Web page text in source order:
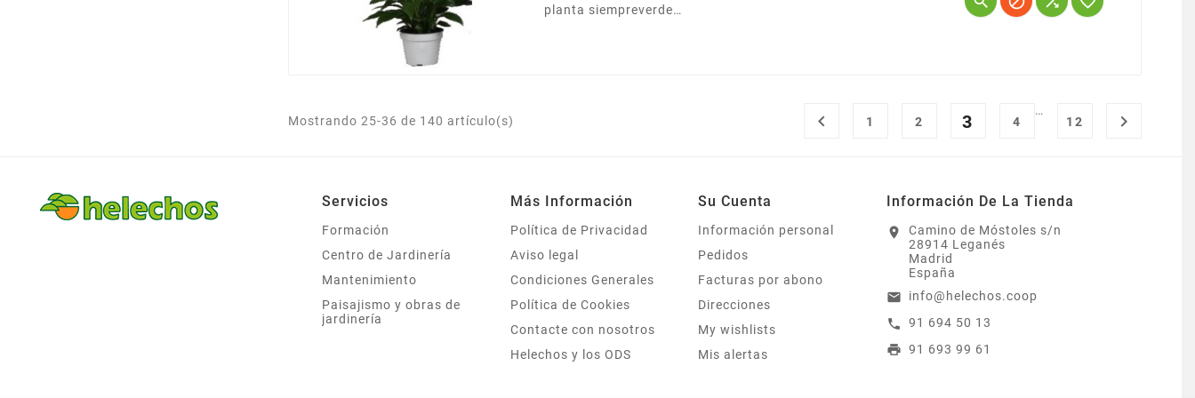
significa que tendrá 3
planta siempreverde
Mostrando 25-36 de 140 artículo(s)  1 2 3 4
…
12

Servicios
Formación
Centro de Jardinería
Mantenimiento
Paisajismo y obras de
jardinería
Más Información
Política de Privacidad
Aviso legal
Condiciones Generales
Política de Cookies
Contacte con nosotros
Helechos y los ODS
Su Cuenta
Información personal
Pedidos
Facturas por abono
Direcciones
My wishlists
Mis alertas
Información De La Tienda
location_on
Camino de Móstoles s/n
28914 Leganés
Madrid
España
email info@helechos.coop
call 91 694 50 13
print 91 693 99 61